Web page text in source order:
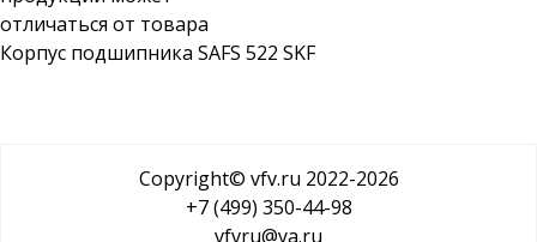
Корпус подшипника SAFS 522 SKF
Copyright© vfv.ru 2022-2026
+7 (499) 350-44-98
vfvru@ya.ru